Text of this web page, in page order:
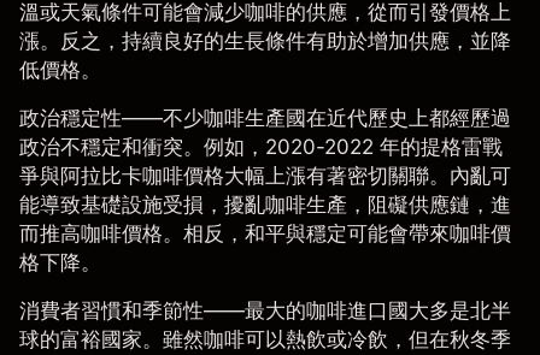
溫或天氣條件可能會減少咖啡的供應，從而引發價格上
漲。反之，持續良好的生長條件有助於增加供應，並降
低價格。
政治穩定性——不少咖啡生產國在近代歷史上都經歷過
政治不穩定和衝突。例如，2020-2022 年的提格雷戰
爭與阿拉比卡咖啡價格大幅上漲有著密切關聯。內亂可
能導致基礎設施受損，擾亂咖啡生產，阻礙供應鏈，進
而推高咖啡價格。相反，和平與穩定可能會帶來咖啡價
格下降。
消費者習慣和季節性——最大的咖啡進口國大多是北半
球的富裕國家。雖然咖啡可以熱飲或冷飲，但在秋冬季